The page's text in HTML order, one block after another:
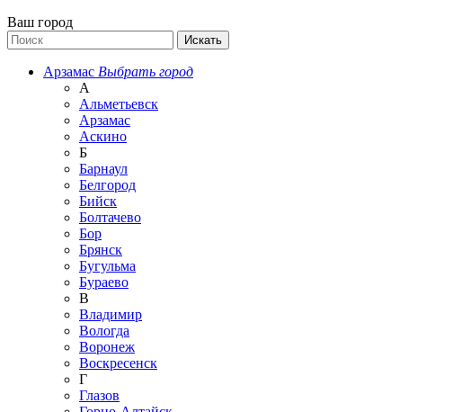
Ваш город
Арзамас Выбрать город
А
Альметьевск
Арзамас
Аскино
Б
Барнаул
Белгород
Бийск
Болтачево
Бор
Брянск
Бугульма
Бураево
В
Владимир
Вологда
Воронеж
Воскресенск
Г
Глазов